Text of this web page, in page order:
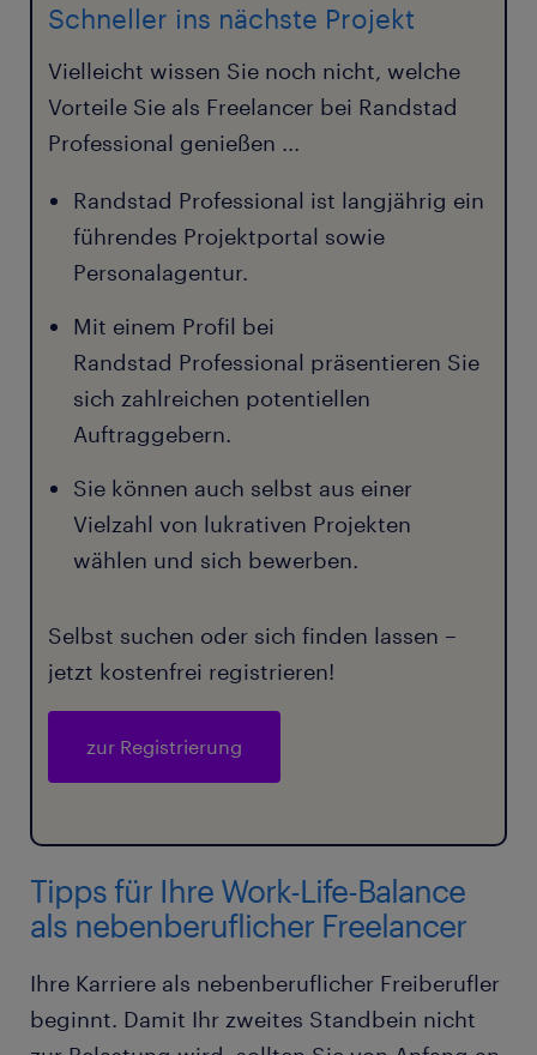
Schneller ins nächste Projekt
Vielleicht wissen Sie noch nicht, welche
Vorteile Sie als Freelancer bei Randstad
Professional genießen ...
Randstad Professional ist langjährig ein
führendes Projektportal sowie
Personalagentur.
Mit einem Profil bei
Randstad Professional präsentieren Sie
sich zahlreichen potentiellen
Auftraggebern.
Sie können auch selbst aus einer
Vielzahl von lukrativen Projekten
wählen und sich bewerben.
Selbst suchen oder sich finden lassen –
jetzt kostenfrei registrieren!
zur Registrierung
Tipps für Ihre Work-Life-Balance
als nebenberuflicher Freelancer
Ihre Karriere als nebenberuflicher Freiberufler
beginnt. Damit Ihr zweites Standbein nicht